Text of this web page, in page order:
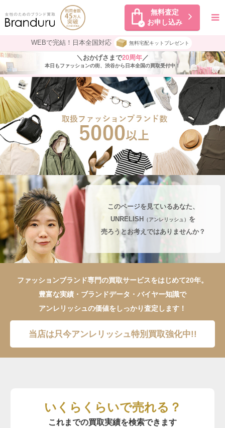
無料査定
お申し込み
WEBで完結！日本全国対応 無料宅配キットプレゼント
＼おかげさまで20周年／
本日もファッションの街、渋谷から日本全国の買取受付中！
このページを見ているあなた、
UNRELISH （アンレリッシュ） を
売ろうとお考えではありませんか？
ファッションブランド専門の買取サービスをはじめて20年。
豊富な実績・ブランドデータ・バイヤー知識で
アンレリッシュの価値をしっかり査定します！
当店は只今アンレリッシュ特別買取強化中!!
いくらくらいで売れる？
これまでの買取実績を検索できます